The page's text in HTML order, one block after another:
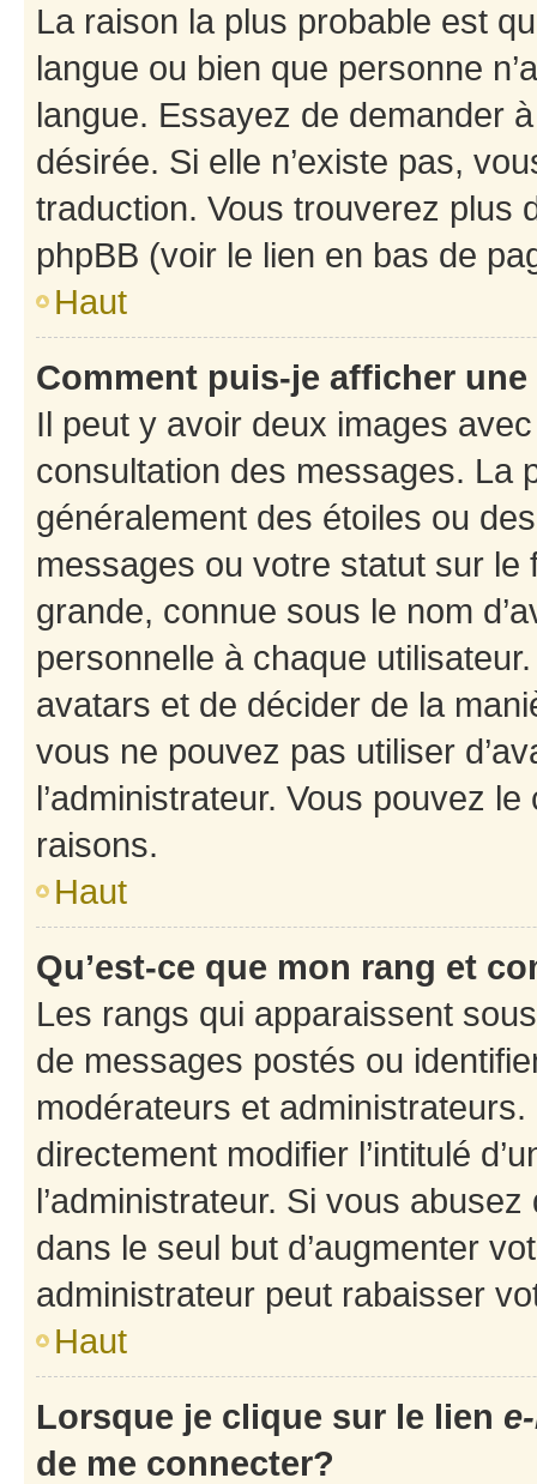
La raison la plus probable est
langue ou bien que personne
langue. Essayez de demander
désirée. Si elle n’existe pas,
traduction. Vous trouverez plus
phpBB (voir le lien en bas de
Haut
Comment puis-je afficher
Il peut y avoir deux images
consultation des messages. La
généralement des étoiles ou
messages ou votre statut sur
grande, connue sous le nom
personnelle à chaque utilisateur.
avatars et de décider de la
vous ne pouvez pas utiliser
l’administrateur. Vous pouvez
raisons.
Haut
Qu’est-ce que mon rang et
Les rangs qui apparaissent
de messages postés ou
modérateurs et
directement modifier l’intitulé
l’administrateur. Si vous
dans le seul but d’augmenter
administrateur peut rabaisser
Haut
Lorsque je clique sur le lien
de me connecter?